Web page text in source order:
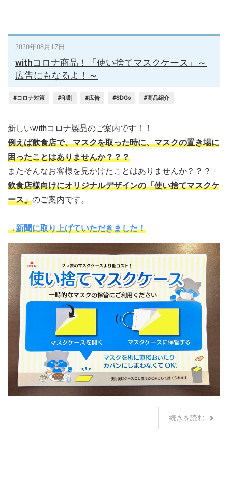
2020年08月17日
withコロナ商品！「使い捨てマスクケース」～
広告にもなるよ！～
#コロナ対策 #印刷 #広告 #SDGs #商品紹介
新しいwithコロナ製品のご案内です！！
例えば飲食店で、マスクを取った時に、マスクの置き場に
困ったことはありませんか？？？
またそんなお客様を見かけたことはありませんか？？？
飲食店様向けにオリジナルデザインの「使い捨てマスクケ
ース」のご案内です。
→新聞に取り上げていただきました！
続きを読む